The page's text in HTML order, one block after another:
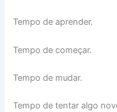
Tempo de aprender.
Tempo de começar.
Tempo de mudar.
Tempo de tentar algo